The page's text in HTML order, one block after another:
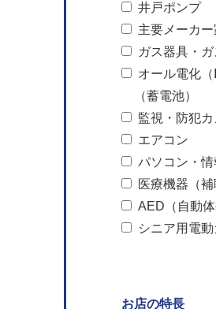
井戸ポンプ
主要メーカ
ガス器具・
オール電化
（蓄電池）
監視・防犯
エアコン
パソコン・
医療機器（補
AED（自動体
シニア用電動
お店の特長